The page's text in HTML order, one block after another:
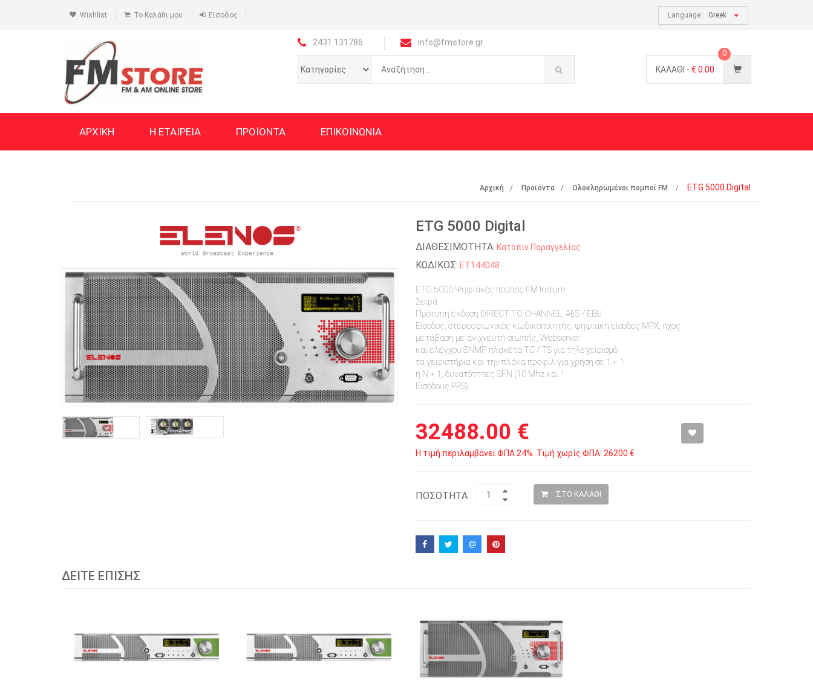
Wishlist Το Καλάθι μου Είσοδος Language : Greek
2431 131786 info@fmstore.gr
ΚΑΛΑΘΙ - € 0.00
0
ΑΡΧΙΚΗ Η ΕΤΑΙΡΕΙΑ ΠΡΟΪΟΝΤΑ ΕΠΙΚΟΙΝΩΝΙΑ
Αρχική Προϊόντα Ολοκληρωμένοι πομποί FM ETG 5000 Digital
ETG 5000 Digital
ΔΙΑΘΕΣΙΜΟΤΗΤΑ: Κατόπιν Παραγγελίας
ΚΩΔΙΚΟΣ: ET144048
ETG 5000 Ψηφιακός πομπός FM Indium
Σειρά
Πρότυπη έκδοση DIRECT TO CHANNEL, AES / EBU
Είσοδος, στερεοφωνικός κωδικοποιητής, ψηφιακή είσοδος MPX, ήχος
μετάβαση με ανιχνευτή σιωπής, Webserver
και ελέγχου SNMP, πλακέτα TC / TS για τηλεχειρισμό
τα χειριστήρια και την πλάκα προφίλ για χρήση σε 1 + 1
ή N + 1, δυνατότητες SFN (10 Mhz και 1
Εισόδους PPS).
32488.00 €
Η τιμή περιλαμβάνει ΦΠΑ 24%. Τιμή χωρίς ΦΠΑ: 26200 €
ΠΟΣΟΤΗΤΑ : ΣΤΟ ΚΑΛΑΘΙ
ΔΕΙΤΕ ΕΠΙΣΗΣ